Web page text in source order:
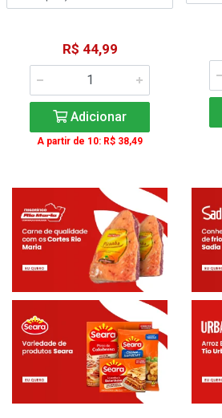
R$ 44,99
Adicionar
A partir de 10: R$ 38,49